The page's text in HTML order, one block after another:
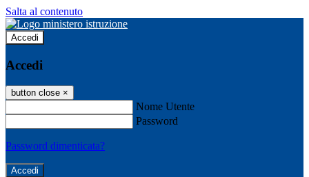
Salta al contenuto
Accedi
Accedi
button close ×
Nome Utente
Password
Password dimenticata?